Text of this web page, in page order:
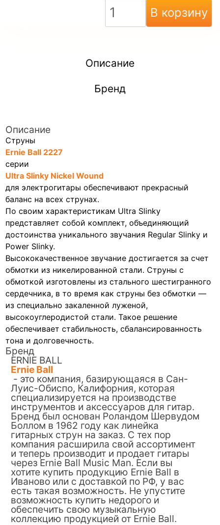
В корзину
Описание
Бренд
Описание
Струны
Ernie Ball 2227
серии
Ultra Slinky Nickel Wound
для электрогитары обеспечивают прекрасный
баланс на всех струнах.
По своим характеристикам Ultra Slinky
представляет собой комплект, объединяющий
достоинства уникального звучания Regular Slinky и
Power Slinky.
Высококачественное звучание достигается за счет
обмотки из никелированной стали. Струны с
обмоткой изготовлены из стального шестигранного
сердечника, в то время как струны без обмотки —
из специально закаленной луженой,
высокоуглеродистой стали. Такое решение
обеспечивает стабильность, сбалансированность
тона и долговечность.
Бренд
ERNIE BALL
Ernie Ball
- это компания, базирующаяся в Сан-
Луис-Обиспо, Калифорния, которая
специализируется на производстве
инструментов и аксессуаров для гитар.
Бренд был основан Роландом Шервудом
Боллом в 1962 году как линейка
гитарных струн на заказ. С тех пор
компания расширила свой ассортимент
и теперь производит и продает гитары
через Ernie Ball Music Man. Если вы
хотите купить продукцию Ernie Ball в
Иваново или с доставкой по РФ, у вас
есть такая возможность. Не упустите
возможность купить недорого и
обеспечить свою музыкальную
коллекцию продукцией от Ernie Ball.